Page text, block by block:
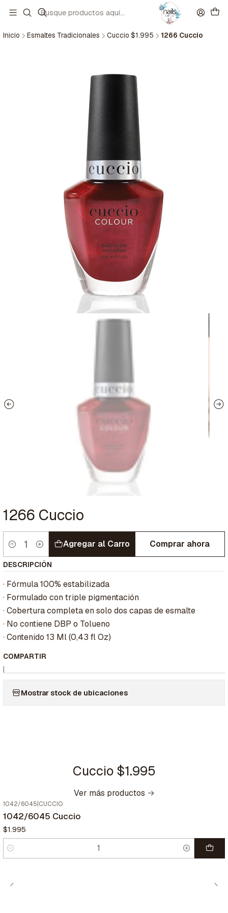
Inicio Esmaltes Tradicionales Cuccio $1.995 1266 Cuccio
1266 Cuccio
Cantidad
Agregar al Carro Comprar ahora
DESCRIPCIÓN
· Fórmula 100% estabilizada
· Formulado con triple pigmentación
· Cobertura completa en solo dos capas de esmalte
· No contiene DBP o Tolueno
· Contenido 13 Ml (0,43 fl Oz)
COMPARTIR
|
Mostrar stock de ubicaciones
Cuccio $1.995
Ver más productos
1042/6045 CUCCIO
1042/6045 Cuccio
$1.995
Cantidad